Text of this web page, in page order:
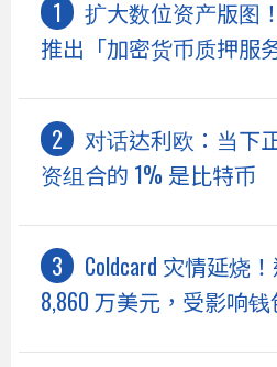
扩大数位资产版图
推出「加密货币质押服务
对话达利欧：当下
资组合的 1% 是比特币
Coldcard 灾情延烧
8,860 万美元，受影响